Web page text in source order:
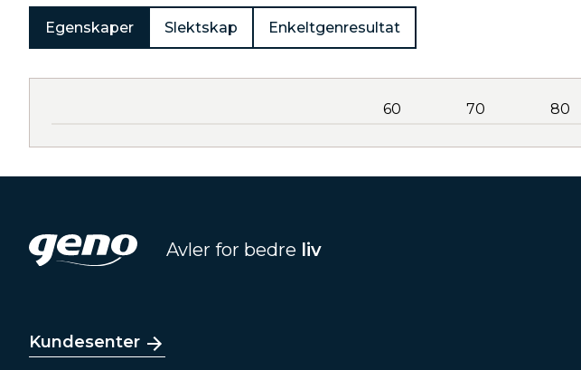
Egenskaper Slektskap Enkeltgenresultat
60 70 80
Avler for bedre liv
Kundesenter